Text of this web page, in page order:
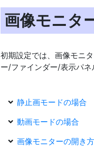
画像モニタ
初期設定では、 画像モニ
ー/ファインダー/表示パ
静止画モードの場合
動画モードの場合
画像モニターの開き方